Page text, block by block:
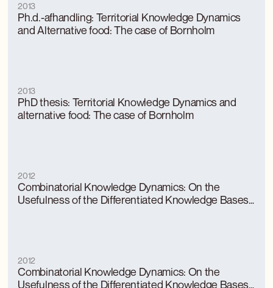
Ph.d.-afhandling: Territorial Knowledge Dynamics
and Alternative food: The case of Bornholm
2013
PhD thesis: Territorial Knowledge Dynamics and
alternative food: The case of Bornholm
2013
Combinatorial Knowledge Dynamics: On the
Usefulness of the Differentiated Knowledge Bases
2012
Combinatorial Knowledge Dynamics: On the
Usefulness of the Differentiated Knowledge Bases
2012